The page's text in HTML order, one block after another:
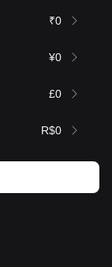
₹0
¥0
£0
R$0